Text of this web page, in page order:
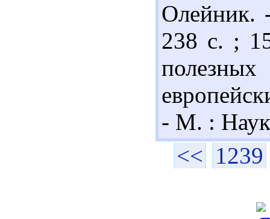
Олейник.
238 с. ;
- М. :
<< 1239